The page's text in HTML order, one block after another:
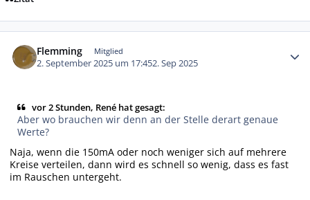
Flemming Mitglied
2. September 2025 um 17:452. Sep 2025
vor 2 Stunden, René hat gesagt:
Aber wo brauchen wir denn an der Stelle derart genaue
Werte?
Naja, wenn die 150mA oder noch weniger sich auf mehrere
Kreise verteilen, dann wird es schnell so wenig, dass es fast
im Rauschen untergeht.